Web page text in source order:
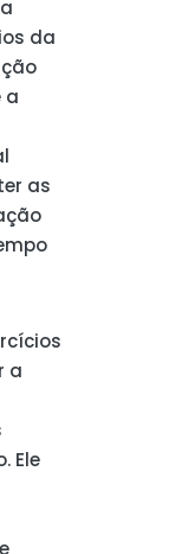
da
a
as
a
Ele